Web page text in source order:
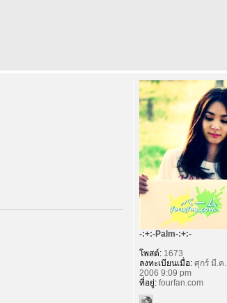
-:+:-Palm-:+:-
โพสต์:1673
ลงทะเบียนเมื่อ:ศุกร์ มี.ค.
2006 9:09 pm
ที่อยู่:fourfan.com